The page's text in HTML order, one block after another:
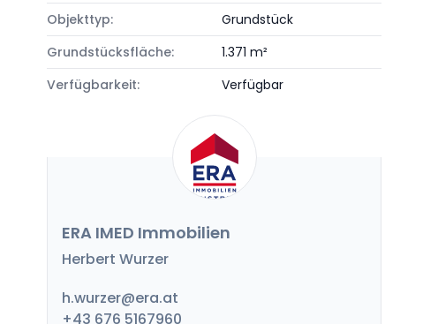
Objekttyp:
Grundstück
Grundstücksfläche:
1.371 m²
Verfügbarkeit:
Verfügbar
ERA IMED Immobilien
Herbert Wurzer
h.wurzer@era.at
+43 676 5167960